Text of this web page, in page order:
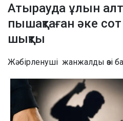
Атырауда ұлын
пышақтаған әке
шықты
Жәбірленуші жанжалды өзі